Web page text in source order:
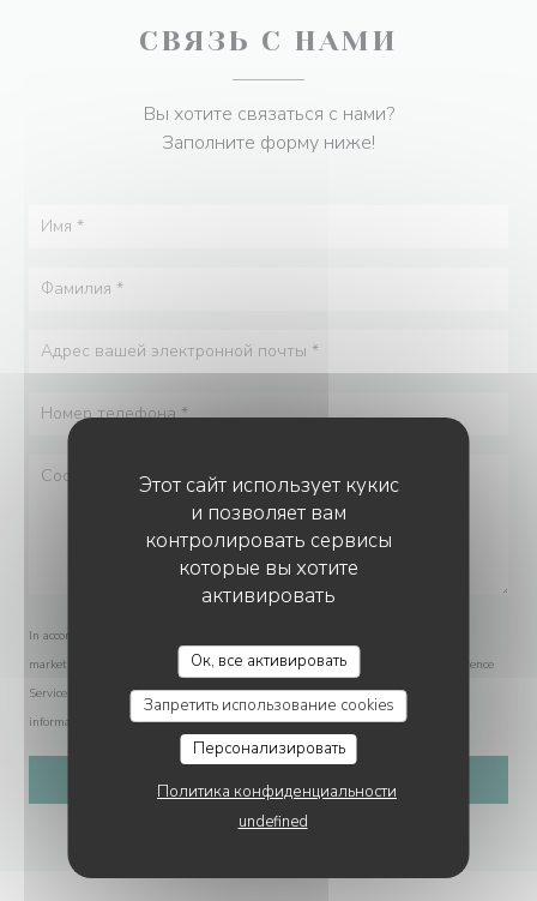
Этот сайт использует кукис
и позволяет вам
контролировать сервисы
которые вы хотите
активировать
Ок, все активировать
Запретить использование cookies
Персонализировать
Политика конфиденциальности
undefined
СВЯЗЬ С НАМИ
Вы хотите связаться с нами?
Заполните форму ниже!
In accordance with data protection regulations, you have the right to opt out of
marketing communications. UK residents can register with the Telephone Preference
Service at
tpsonline.org.uk. US residents can register atdonotcall.gov
information about how we process your data, please see ourprivacy policy